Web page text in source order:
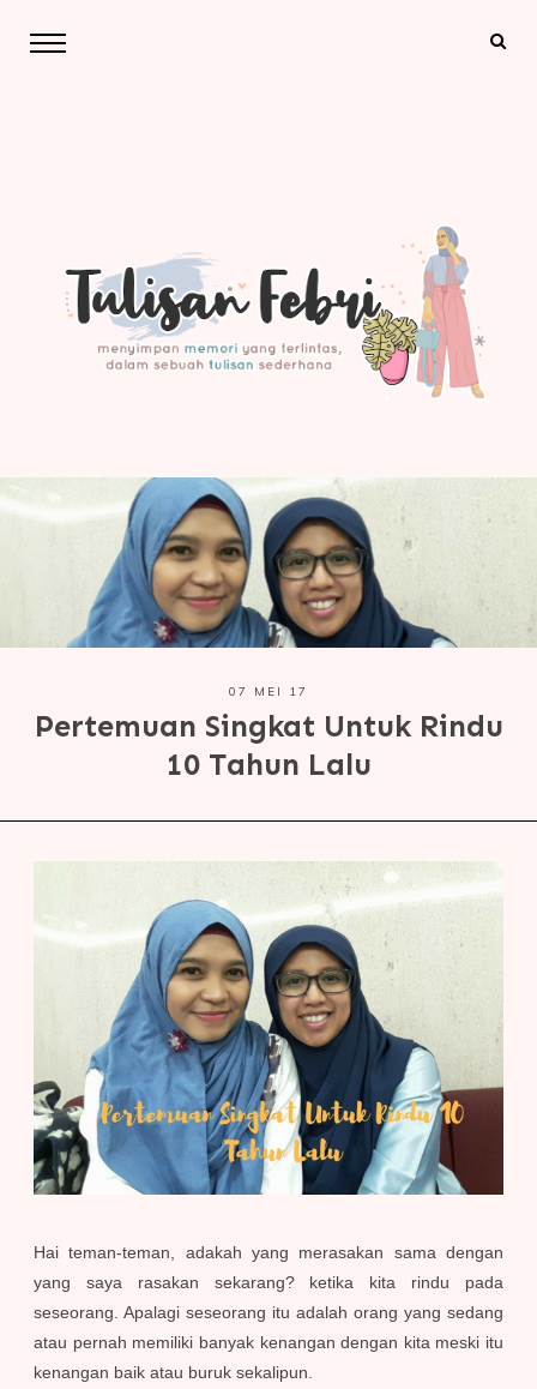
07 MEI 17
Pertemuan Singkat Untuk Rindu
10 Tahun Lalu
Hai teman-teman, adakah yang merasakan sama dengan
yang saya rasakan sekarang? ketika kita rindu pada
seseorang. Apalagi seseorang itu adalah orang yang sedang
atau pernah memiliki banyak kenangan dengan kita meski itu
kenangan baik atau buruk sekalipun.